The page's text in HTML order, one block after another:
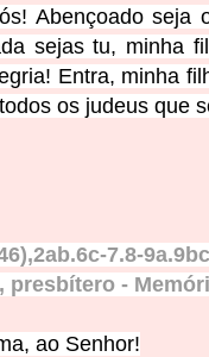
Abençoado seja
sejas tu, minha
Entra, minha
os judeus que
7.8-
presbítero -
ao Senhor!